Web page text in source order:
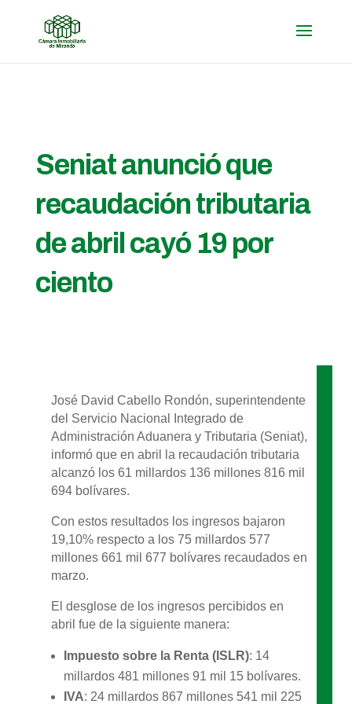
Seniat anunció que
recaudación tributaria
de abril cayó 19 por
ciento
José David Cabello Rondón, superintendente
del Servicio Nacional Integrado de
Administración Aduanera y Tributaria (Seniat),
informó que en abril la recaudación tributaria
alcanzó los 61 millardos 136 millones 816 mil
694 bolívares.
Con estos resultados los ingresos bajaron
19,10% respecto a los 75 millardos 577
millones 661 mil 677 bolívares recaudados en
marzo.
El desglose de los ingresos percibidos en
abril fue de la siguiente manera:
Impuesto sobre la Renta (ISLR): 14
millardos 481 millones 91 mil 15 bolívares.
IVA: 24 millardos 867 millones 541 mil 225